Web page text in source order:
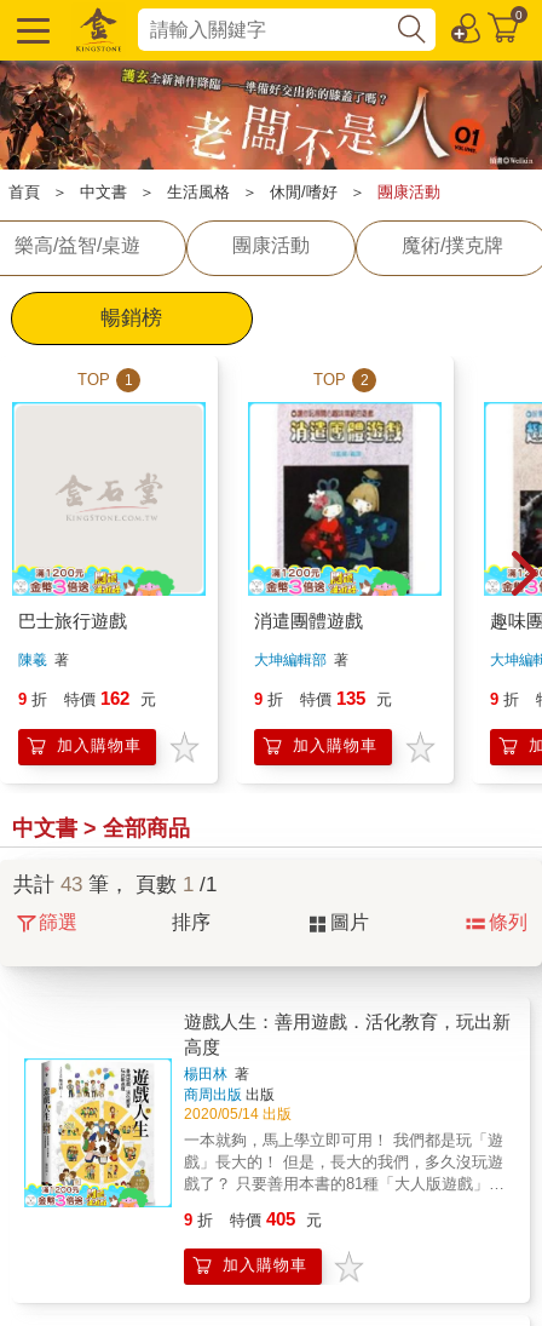
0
首頁 ＞ 中文書 ＞ 生活風格 ＞ 休閒/嗜好 ＞ 團康活動
樂高/益智/桌遊 團康活動 魔術/撲克牌
暢銷榜
TOP 1
巴士旅行遊戲
陳羲 著
9 折 特價 162 元
加入購物車
TOP 2
消遣團體遊戲
大坤編輯部 著
9 折 特價 135 元
加入購物車
趣味
大坤編
9 折
中文書 > 全部商品
共計 43 筆， 頁數 1 /1
篩選 排序 圖片 條列
遊戲人生：善用遊戲．活化教育，玩出新
高度
楊田林 著
商周出版 出版
2020/05/14 出版
一本就夠，馬上學立即可用！ 我們都是玩「遊
戲」長大的！ 但是，長大的我們，多久沒玩遊
戲了？ 只要善用本書的81種「大人版遊戲」，
人資， 都能輕鬆破冰、交朋友、建立共識，還
能激發創意、心靈溝通！ 作者楊田林老師，不
只是位企管講師，更是「講師的講師」！ 從事
9 折 特價 405 元
加入購物車